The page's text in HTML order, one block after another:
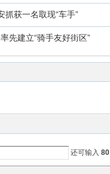
抓获一名取现“车手”
先建立“骑手友好街区”
还可输入80